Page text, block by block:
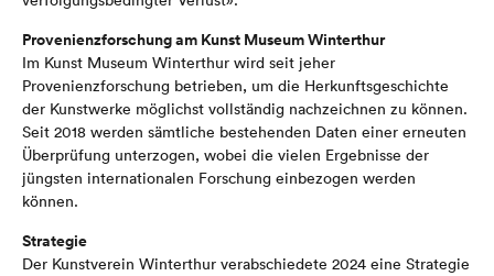
Provenienzforschung am Kunst Museum Winterthur
Im Kunst Museum Winterthur wird seit jeher
Provenienzforschung betrieben, um die Herkunftsgeschichte
der Kunstwerke möglichst vollständig nachzeichnen zu können.
Seit 2018 werden sämtliche bestehenden Daten einer erneuten
Überprüfung unterzogen, wobei die vielen Ergebnisse der
jüngsten internationalen Forschung einbezogen werden
können.
Strategie
Der Kunstverein Winterthur verabschiedete 2024 eine Strategie